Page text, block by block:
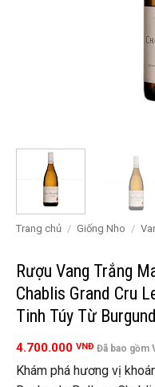
Trang chủ / Giống Nho /
Rượu Vang Trắng
Chablis Grand Cru
Tinh Túy Từ
4.700.000 VNĐ Đã bao gồm
Khám phá hương vị